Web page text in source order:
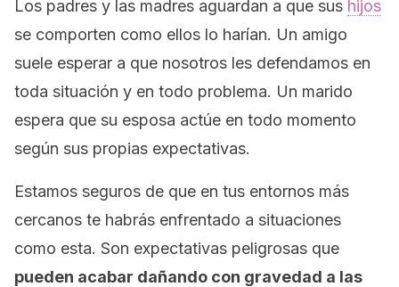
Los padres y las madres aguardan a que sus hijos
se comporten como ellos lo harían. Un amigo
suele esperar a que nosotros les defendamos en
toda situación y en todo problema. Un marido
espera que su esposa actúe en todo momento
según sus propias expectativas.
Estamos seguros de que en tus entornos más
cercanos te habrás enfrentado a situaciones
como esta. Son expectativas peligrosas que
pueden acabar dañando con gravedad a las